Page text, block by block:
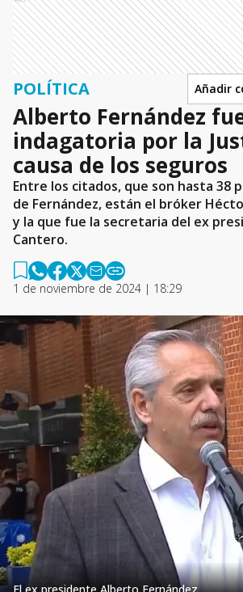
POLÍTICA Añadir
Alberto Fernández
indagatoria por la
causa de los seguros
Entre los citados, que son hasta 38
de Fernández, están el bróker
y la que fue la secretaria del ex
Cantero.
1 de noviembre de 2024 | 18:29